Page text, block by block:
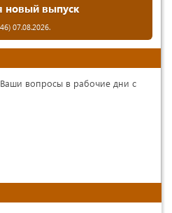
новый выпуск
07.08.2026.
вопросы в рабочие дни с